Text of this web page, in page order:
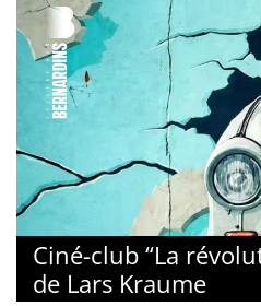
Ciné-club “La
de Lars Kraume